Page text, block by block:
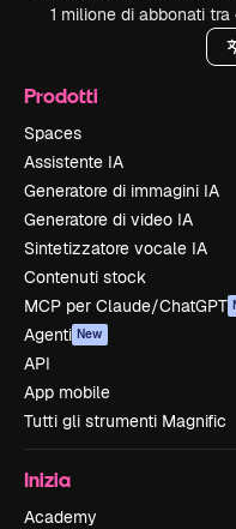
1 milione di abbonati
Prodotti
Spaces
Assistente IA
Generatore di immagini IA
Generatore di video IA
Sintetizzatore vocale IA
Contenuti stock
MCP per Claude/ChatGPT
Agenti New
API
App mobile
Tutti gli strumenti Magnific
Inizia
Academy